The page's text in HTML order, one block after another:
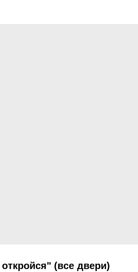
(все двери)